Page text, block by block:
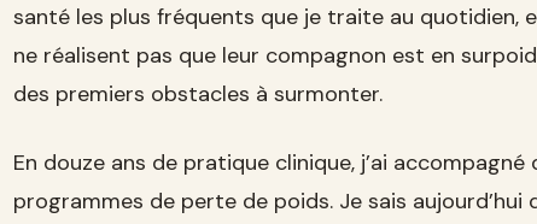
santé les plus fréquents que je traite au
ne réalisent pas que leur compagnon est en
des premiers obstacles à surmonter.
En douze ans de pratique clinique, j’ai
programmes de perte de poids. Je sais aujourd’hui